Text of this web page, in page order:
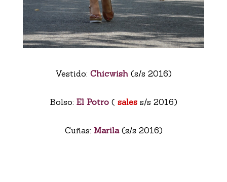
Vestido: Chicwish (s/s 2016)
Bolso: El Potro ( sales s/s 2016)
Cuñas: Marila(s/s 2016)